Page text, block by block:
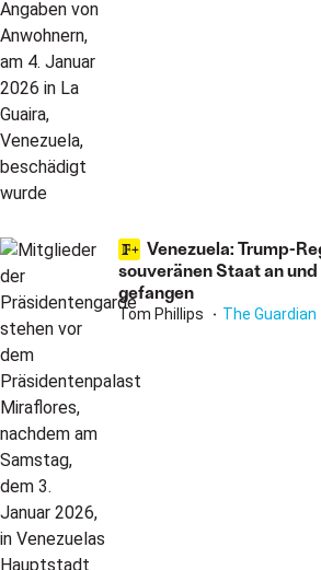
Venezuela: Trump-
souveränen Staat an
gefangen
Tom Phillips The Guardian